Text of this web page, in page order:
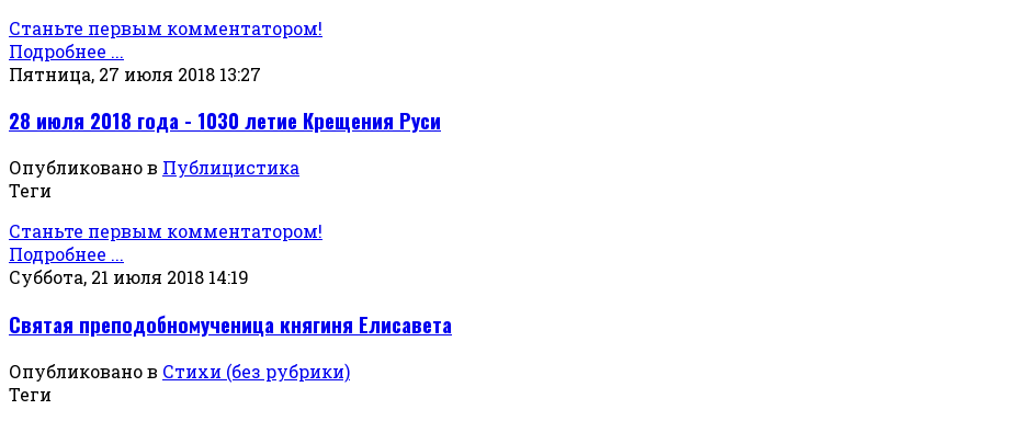
Станьте первым комментатором!
Подробнее ...
Пятница, 27 июля 2018 13:27
28 июля 2018 года - 1030 летие Крещения Руси
Опубликовано в Публицистика
Теги
Станьте первым комментатором!
Подробнее ...
Суббота, 21 июля 2018 14:19
Святая преподобномученица княгиня Елисавета
Опубликовано в Стихи (без рубрики)
Теги